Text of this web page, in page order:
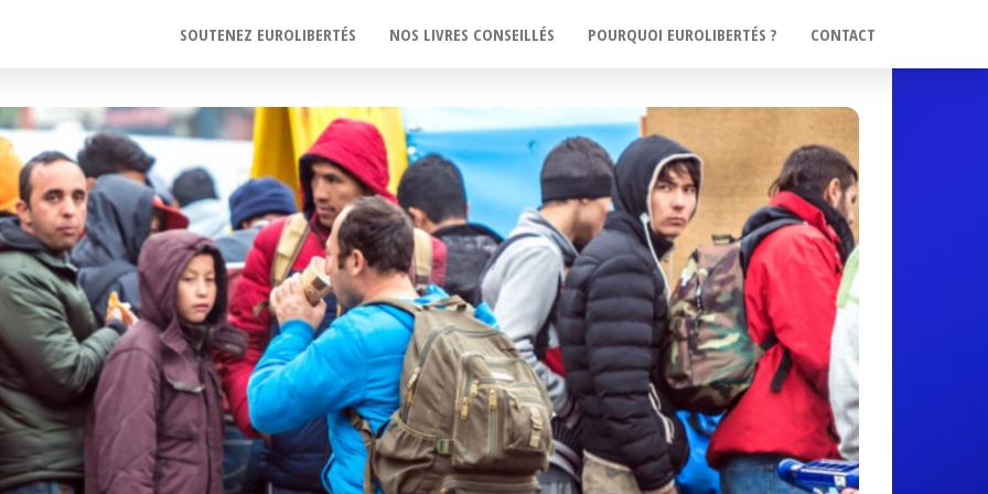
SOUTENEZ EUROLIBERTÉS NOS LIVRES CONSEILLÉS POURQUOI EUROLIBERTÉS ? CONTACT